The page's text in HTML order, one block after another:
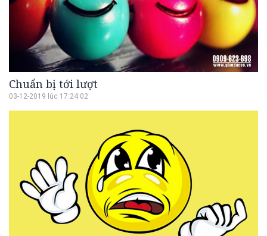
Chuẩn bị tới lượt
03-12-2019 lúc 17:24:02